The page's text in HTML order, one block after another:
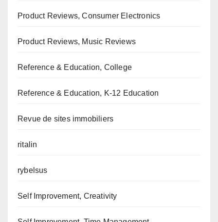
Product Reviews, Consumer Electronics
Product Reviews, Music Reviews
Reference & Education, College
Reference & Education, K-12 Education
Revue de sites immobiliers
ritalin
rybelsus
Self Improvement, Creativity